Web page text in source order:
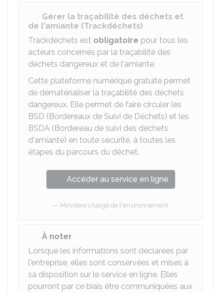
Gérer la traçabilité des déchets et
de l'amiante (Trackdéchets)
Trackdéchets est obligatoire pour tous les
acteurs concernés par la traçabilité des
déchets dangereux et de l'amiante.
Cette plateforme numérique gratuite permet
de dématérialiser la traçabilité des déchets
dangereux. Elle permet de faire circuler les
BSD (Bordereaux de Suivi de Déchets) et les
BSDA (Bordereau de suivi des déchets
d'amiante) en toute sécurité, à toutes les
étapes du parcours du déchet.
Accéder au service en ligne
Ministère chargé de l'environnement
À noter
Lorsque les informations sont déclarées par
l'entreprise, elles sont conservées et mises à
sa disposition sur le service en ligne. Elles
pourront par ce biais être communiquées aux